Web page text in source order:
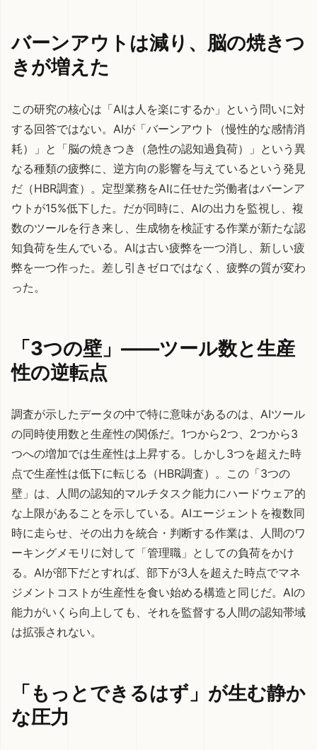
バーンアウトは減り、脳の焼きつ
きが増えた
この研究の核心は「AIは人を楽にするか」という問いに対
する回答ではない。AIが「バーンアウト（慢性的な感情消
耗）」と「脳の焼きつき（急性の認知過負荷）」という異
なる種類の疲弊に、逆方向の影響を与えているという発見
だ（HBR調査）。定型業務をAIに任せた労働者はバーンア
ウトが15%低下した。だが同時に、AIの出力を監視し、複
数のツールを行き来し、生成物を検証する作業が新たな認
知負荷を生んでいる。AIは古い疲弊を一つ消し、新しい疲
弊を一つ作った。差し引きゼロではなく、疲弊の質が変わ
った。
「3つの壁」——ツール数と生産
性の逆転点
調査が示したデータの中で特に意味があるのは、AIツール
の同時使用数と生産性の関係だ。1つから2つ、2つから3
つへの増加では生産性は上昇する。しかし3つを超えた時
点で生産性は低下に転じる（HBR調査）。この「3つの
壁」は、人間の認知的マルチタスク能力にハードウェア的
な上限があることを示している。AIエージェントを複数同
時に走らせ、その出力を統合・判断する作業は、人間のワ
ーキングメモリに対して「管理職」としての負荷をかけ
る。AIが部下だとすれば、部下が3人を超えた時点でマネ
ジメントコストが生産性を食い始める構造と同じだ。AIの
能力がいくら向上しても、それを監督する人間の認知帯域
は拡張されない。
「もっとできるはず」が生む静か
な圧力